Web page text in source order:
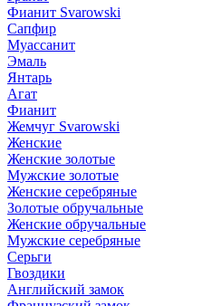
Фианит Svarowski
Сапфир
Муассанит
Эмаль
Янтарь
Агат
Фианит
Жемчуг Svarowski
Женские
Женские золотые
Мужские золотые
Женские серебряные
Золотые обручальные
Женские обручальные
Мужские серебряные
Серьги
Гвоздики
Английский замок